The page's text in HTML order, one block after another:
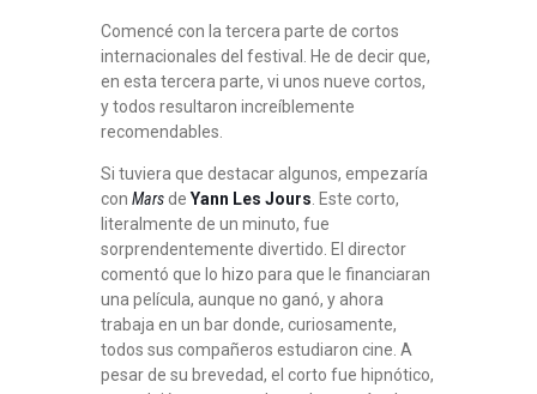
Comencé con la tercera parte de cortos
internacionales del festival. He de decir que,
en esta tercera parte, vi unos nueve cortos,
y todos resultaron increíblemente
recomendables.
Si tuviera que destacar algunos, empezaría
con Mars de Yann Les Jours . Este corto,
literalmente de un minuto, fue
sorprendentemente divertido. El director
comentó que lo hizo para que le financiaran
una película, aunque no ganó, y ahora
trabaja en un bar donde, curiosamente,
todos sus compañeros estudiaron cine. A
pesar de su brevedad, el corto fue hipnótico,